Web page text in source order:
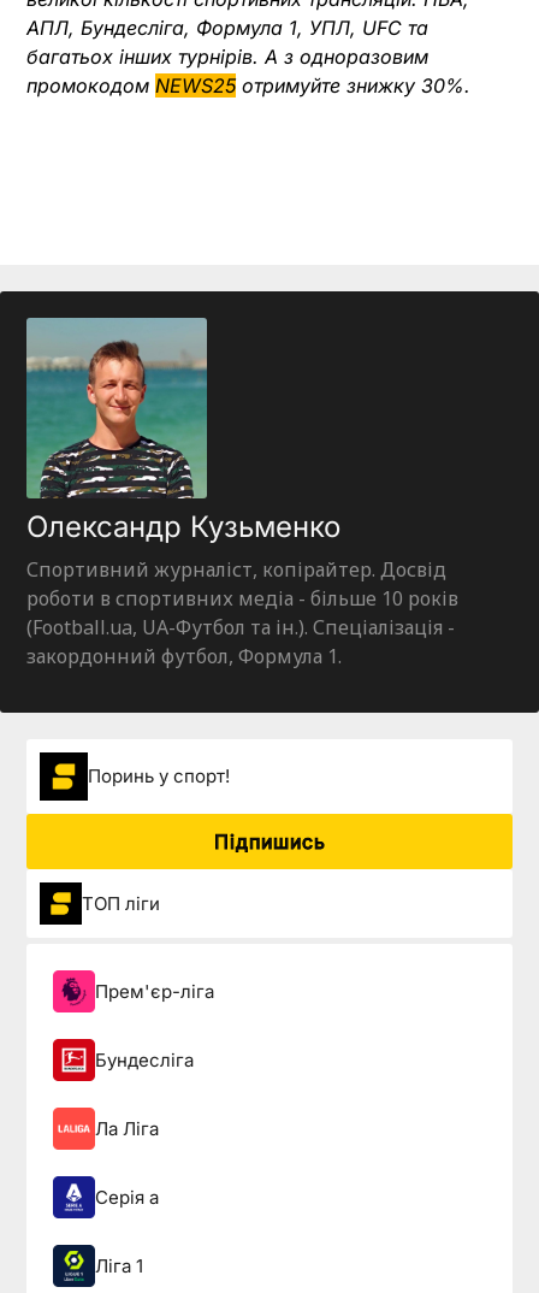
АПЛ, Бундесліга, Формула 1, УПЛ, UFC та
багатьох інших турнірів. А з одноразовим
промокодом NEWS25отримуйте знижку 30%.
Олександр Кузьменко
Спортивний журналіст, копірайтер. Досвід
роботи в спортивних медіа - більше 10 років
(Football.ua, UA-Футбол та ін.). Спеціалізація -
закордонний футбол, Формула 1.
Поринь у спорт!
Підпишись
ТОП ліги
Прем'єр-ліга
Бундесліга
Ла Ліга
Серія а
Ліга 1